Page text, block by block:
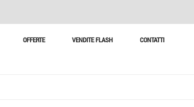
OFFERTE VENDITE FLASH CONTATTI